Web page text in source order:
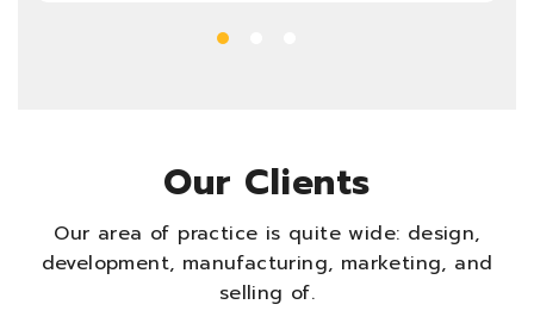
Our Clients
Our area of practice is quite wide: design,
development, manufacturing, marketing, and
selling of.